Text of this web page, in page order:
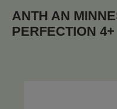
ANTH AN
PERFECTION 4+